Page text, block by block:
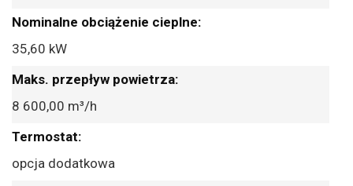
35,60 kW
8 600,00 m³/h
opcja dodatkowa